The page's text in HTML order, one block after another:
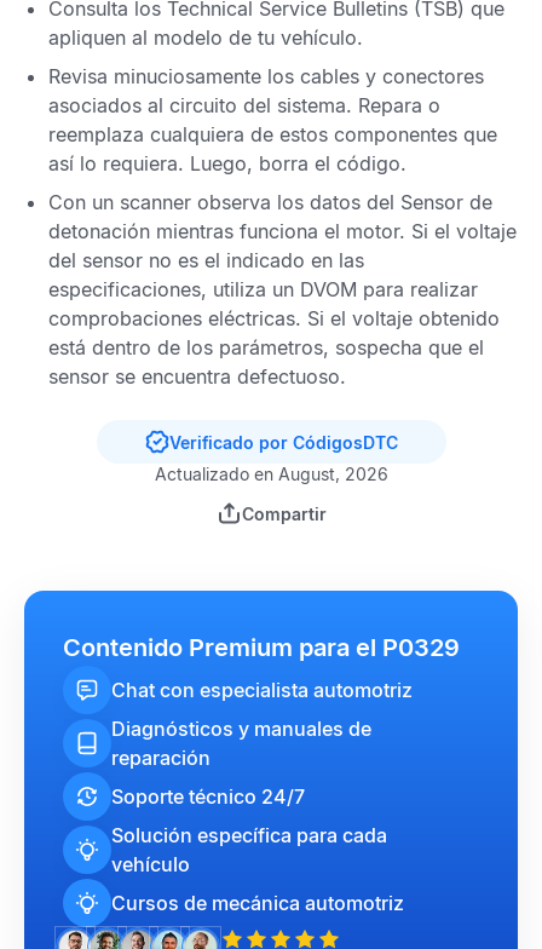
Consulta los Technical Service Bulletins (TSB) que
apliquen al modelo de tu vehículo.
Revisa minuciosamente los cables y conectores
asociados al circuito del sistema. Repara o
reemplaza cualquiera de estos componentes que
así lo requiera. Luego, borra el código.
Con un scanner observa los datos del Sensor de
detonación mientras funciona el motor. Si el voltaje
del sensor no es el indicado en las
especificaciones, utiliza un DVOM para realizar
comprobaciones eléctricas. Si el voltaje obtenido
está dentro de los parámetros, sospecha que el
sensor se encuentra defectuoso.
Verificado por CódigosDTC
Actualizado en August, 2026
Compartir
Contenido Premium para el P0329
Chat con especialista automotriz
Diagnósticos y manuales de
reparación
Soporte técnico 24/7
Solución específica para cada
vehículo
Cursos de mecánica automotriz